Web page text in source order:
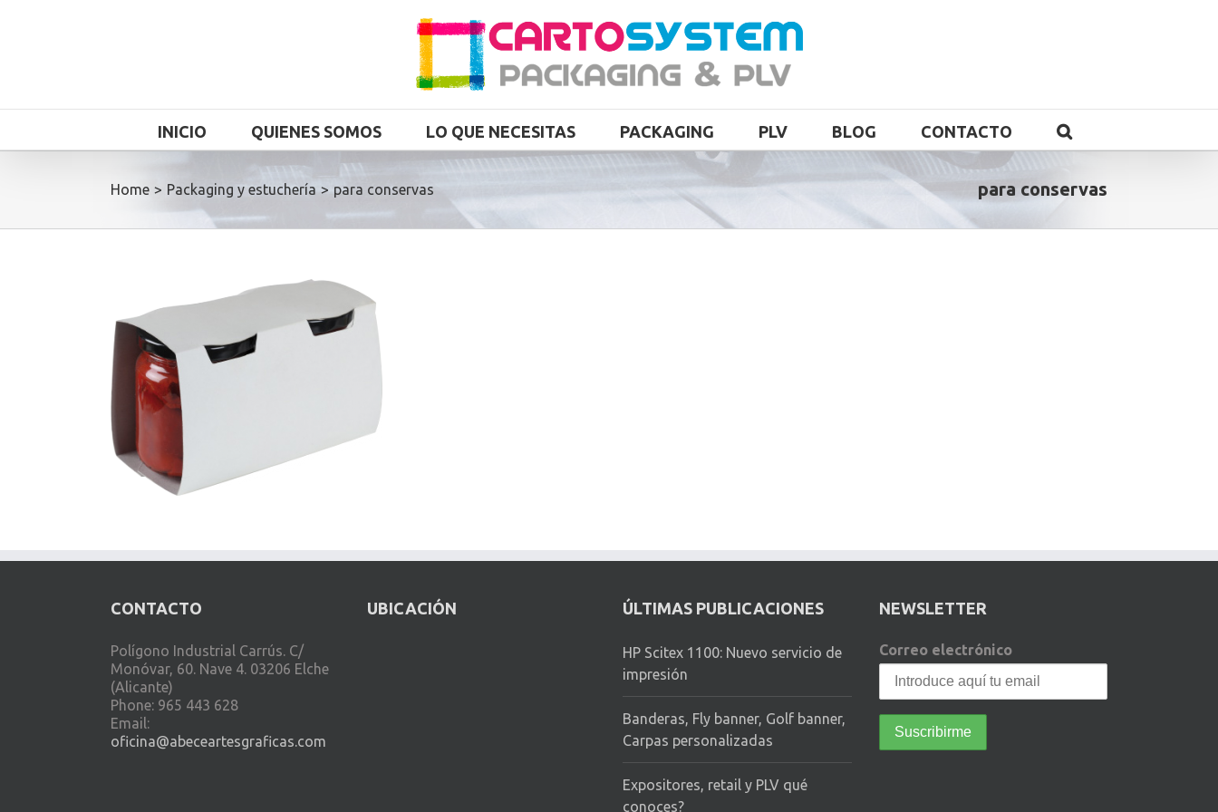
INICIO QUIENES SOMOS LO QUE NECESITAS PACKAGING PLV BLOG CONTACTO
para conservas
Home > Packaging y estuchería > para conservas
CONTACTO
Polígono Industrial Carrús. C/
Monóvar, 60. Nave 4. 03206 Elche
(Alicante)
Phone: 965 443 628
Email:
oficina@abeceartesgraficas.com
UBICACIÓN ÚLTIMAS PUBLICACIONES
HP Scitex 1100: Nuevo servicio de
impresión
Banderas, Fly banner, Golf banner,
Carpas personalizadas
Expositores, retail y PLV qué
conoces?
NEWSLETTER
Correo electrónico